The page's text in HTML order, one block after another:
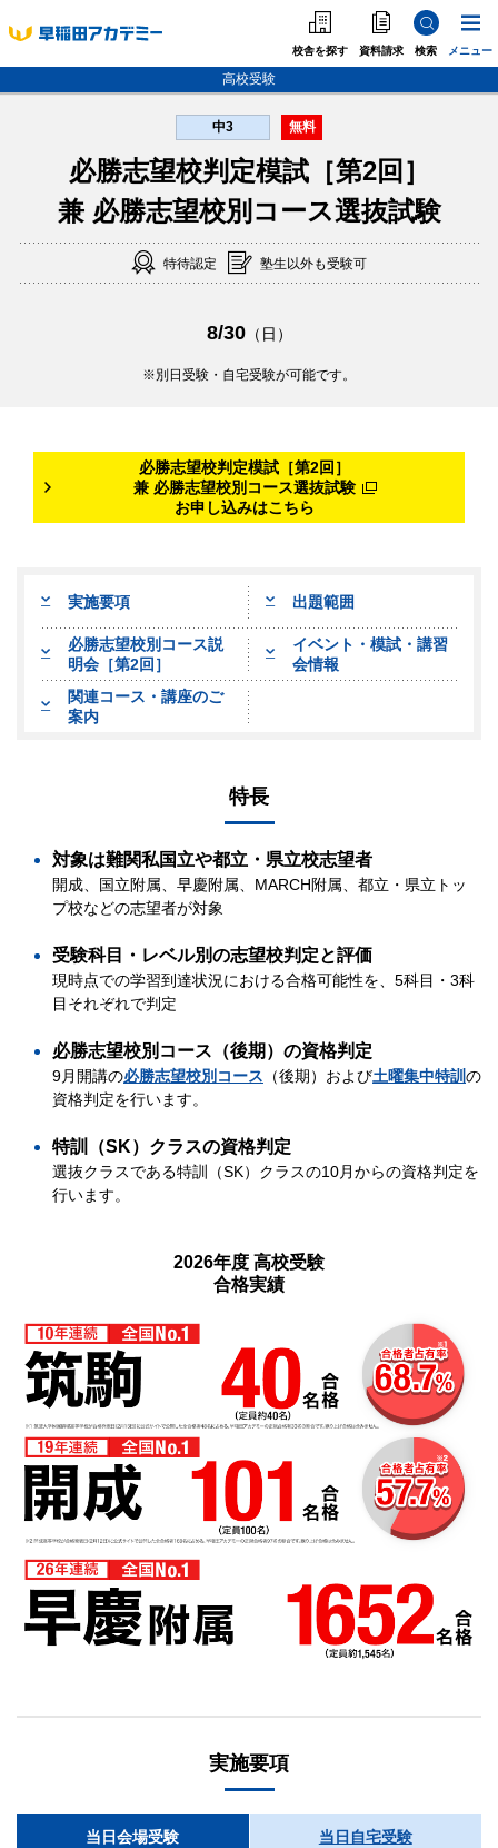
校舎を探す 資料請求 検索 メニュー
高校受験
高校受験
大学受験 個別指導
特待認定 塾生以外も受験可
中3
必勝志望校判定模試［第2回］
兼 必勝志望校別コース選抜試験
無料
8/30（日）
別日受験・自宅受験が可能です。
必勝志望校判定模試［第2回］
兼 必勝志望校別コース選抜試験
お申し込みはこちら
実施要項 出題範囲
必勝志望校別コース説
明会［第2回］
イベント・模試・講習
会情報
関連コース・講座のご
案内
特長
対象は難関私国立や都立・県立校志望者
開成、国立附属、早慶附属、MARCH附属、都立・県立トッ
プ校などの志望者が対象
受験科目・レベル別の志望校判定と評価
現時点での学習到達状況における合格可能性を、5科目・3科
目それぞれで判定
必勝志望校別コース（後期）の資格判定
9月開講の必勝志望校別コース （後期）および土曜集中特訓 の
資格判定を行います。
特訓（SK）クラスの資格判定
選抜クラスである特訓（SK）クラスの10月からの資格判定を
行います。
2026年度 高校受験
合格実績
実施要項
当日会場受験 当日自宅受験